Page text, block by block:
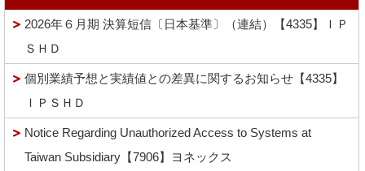
2026年６月期 決算短信〔日本基準〕（連結）【4335】ＩＰ
ＳＨＤ
個別業績予想と実績値との差異に関するお知らせ【4335】
ＩＰＳＨＤ
Notice Regarding Unauthorized Access to Systems at
Taiwan Subsidiary【7906】ヨネックス